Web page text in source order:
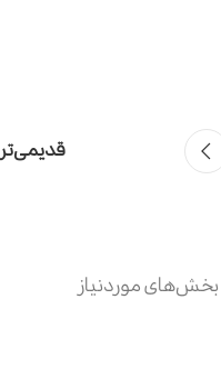
قدیمی‌تر
بخش‌های موردنیاز